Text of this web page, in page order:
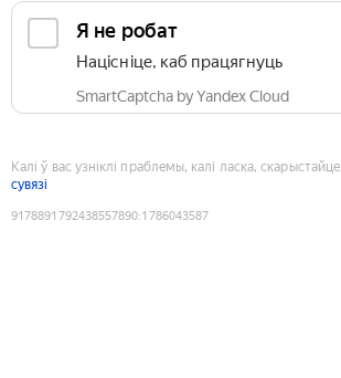
Я не робат
Націсніце, каб працягнуць
SmartCaptcha by Yandex Cloud
Калі ў вас узніклі праблемы, калі ласка, скарыстайце
сувязі
9178891792438557890:1786043587